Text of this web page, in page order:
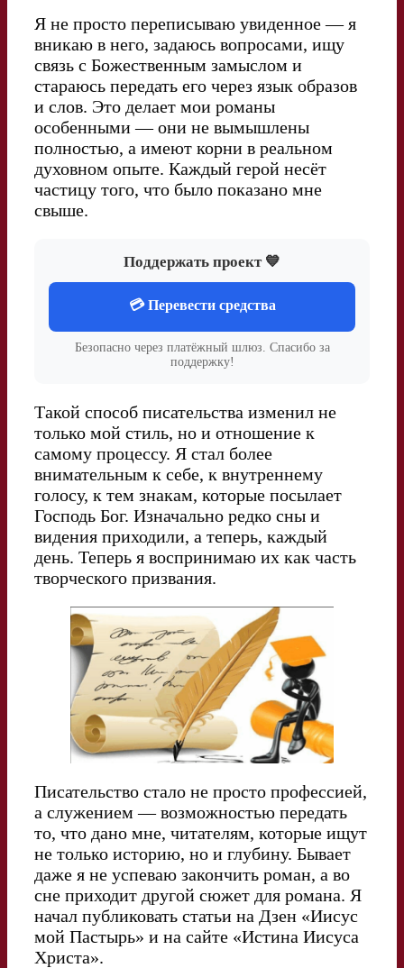
Я не просто переписываю увиденное — я
вникаю в него, задаюсь вопросами, ищу
связь с Божественным замыслом и
стараюсь передать его через язык образов
и слов. Это делает мои романы
особенными — они не вымышлены
полностью, а имеют корни в реальном
духовном опыте. Каждый герой несёт
частицу того, что было показано мне
свыше.
Поддержать проект 💙
💳 Перевести средства
Безопасно через платёжный шлюз. Спасибо за
поддержку!
Такой способ писательства изменил не
только мой стиль, но и отношение к
самому процессу. Я стал более
внимательным к себе, к внутреннему
голосу, к тем знакам, которые посылает
Господь Бог. Изначально редко сны и
видения приходили, а теперь, каждый
день. Теперь я воспринимаю их как часть
творческого призвания.
Писательство стало не просто профессией,
а служением — возможностью передать
то, что дано мне, читателям, которые ищут
не только историю, но и глубину. Бывает
даже я не успеваю закончить роман, а во
сне приходит другой сюжет для романа. Я
начал публиковать статьи на Дзен «Иисус
мой Пастырь» и на сайте «Истина Иисуса
Христа».